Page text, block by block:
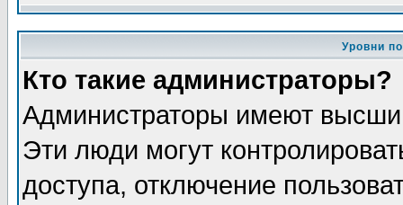
Уровни
Кто такие администраторы?
Администраторы имеют
Эти люди могут
доступа, отключение